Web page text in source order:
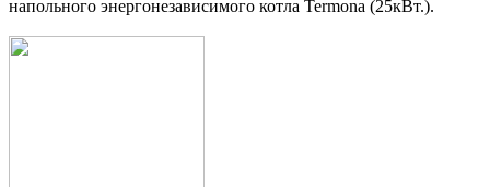
напольного энергонезависимого котла Termona (25кВт.).